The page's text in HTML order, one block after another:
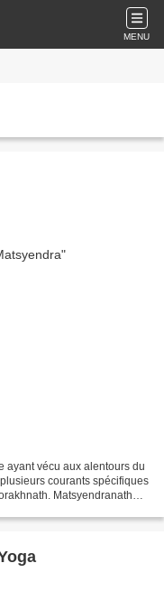
MENU
ayant vécu aux alentours du
courants spécifiques
Matsyendranath